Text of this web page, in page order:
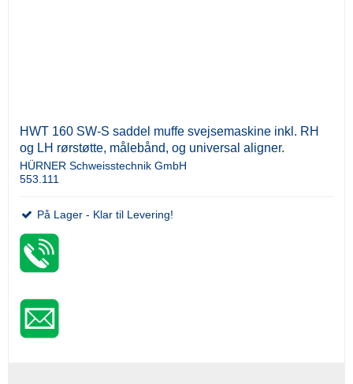
HWT 160 SW-S saddel muffe svejsemaskine inkl. RH
og LH rørstøtte, målebånd, og universal aligner.
HÜRNER Schweisstechnik GmbH
553.111
På Lager - Klar til Levering!